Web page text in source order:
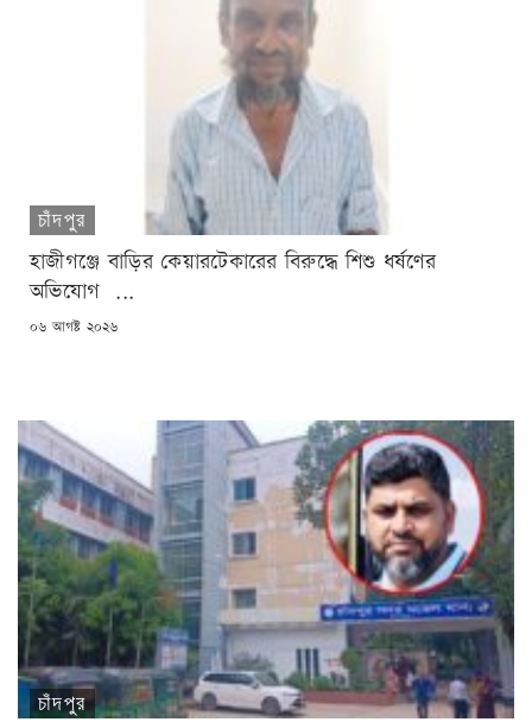
চাঁদপুর
হাজীগঞ্জে বাড়ির কেয়ারটেকারের বিরুদ্ধে শিশু ধর্ষণের
অভিযোগ ...
POSTED
০৬ আগষ্ট ২০২৬
চাঁদপুর